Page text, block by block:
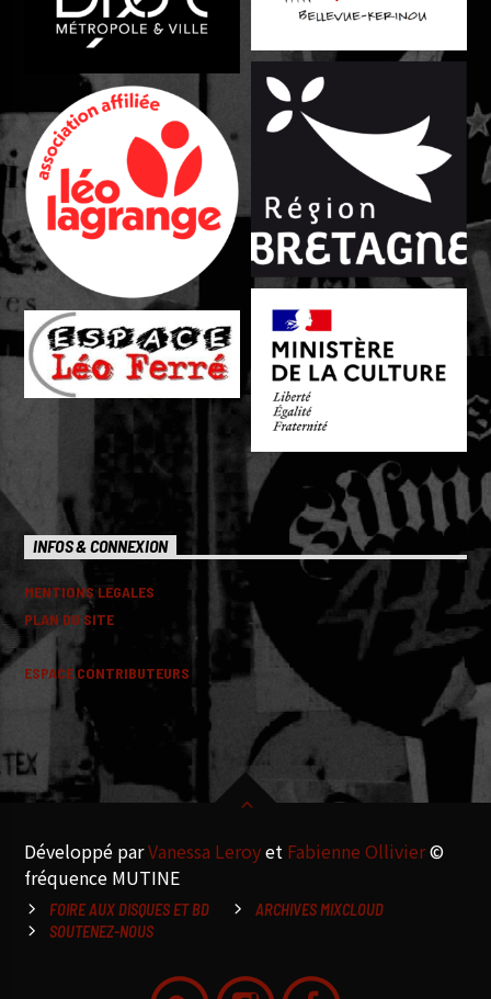
INFOS & CONNEXION
MENTIONS LEGALES
PLAN DU SITE
ESPACE CONTRIBUTEURS
Développé parVanessa Leroyet Fabienne Ollivier©
fréquence MUTINE
FOIRE AUX DISQUES ET BD
ARCHIVES MIXCLOUD
SOUTENEZ-NOUS